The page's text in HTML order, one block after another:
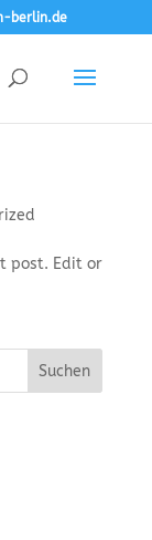
berlin.de
post. Edit or